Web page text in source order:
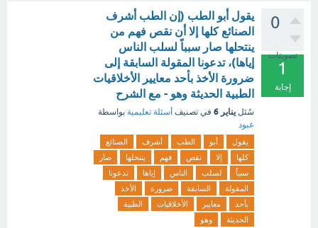
0
تصويتات
1
إجابة
يقول أبو الطب (إن الطب أشرف
الصنائع كلها إلا أن نقص فهم من
ينتحلها صار سبباً لسلب الناس
إياها)، تدعونا المقولة السابقة إلى
ضرورة الأخذ بأحد معايير الأخلاقيات
الطبية الحديثة وهو - مع الشرح
سُئل يناير 6 في تصنيف أسئلة تعليمية بواسطة
عبود
يقول أبو الطب أشرف
الصنائع
كلها
إلا نقص فهم ينتحلها
صار
سبباً
لسلب الناس إياها
تدعونا
المقولة
السابقة ضرورة
الأخذ
بأحد
معايير الأخلاقيات
الطبية
الحديثة
وهو